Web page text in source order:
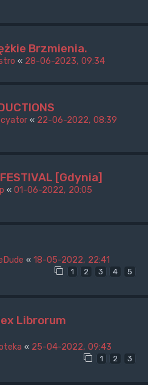
Brzmienia.
« 28-06-2023, 09:34
« 22-06-2022, 08:39
[Gdynia]
« 01-06-2022, 20:05
« 18-05-2022, 22:41
1 2 3 4 5
Librorum
« 25-04-2022, 09:43
1 2 3